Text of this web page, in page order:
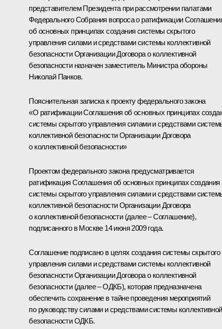
представителем Президента при рассмотрении палатами
Федерального Собрания вопроса о ратификации
об основных принципах создания системы скрытого
управления силами и средствами системы коллективной
безопасности Организации Договора о коллективной
безопасности назначен заместитель Министра обороны
Николай Панков.
Пояснительная записка к проекту федерального закона
«О ратификации Соглашения об основных принципах
системы скрытого управления силами и средствами
коллективной безопасности Организации Договора
о коллективной безопасности»
Проектом федерального закона предусматривается
ратификация Соглашения об основных принципах создания
системы скрытого управления силами и средствами
коллективной безопасности Организации Договора
о коллективной безопасности (далее – Соглашение),
подписанного в Москве 14 июня 2009 года.
Соглашение подписано в целях создания системы скрытого
управления силами и средствами системы коллективной
безопасности Организации Договора о коллективной
безопасности (далее – ОДКБ), которая предназначена
обеспечить сохранение в тайне проведения мероприятий
по руководству силами и средствами системы коллективной
безопасности ОДКБ.